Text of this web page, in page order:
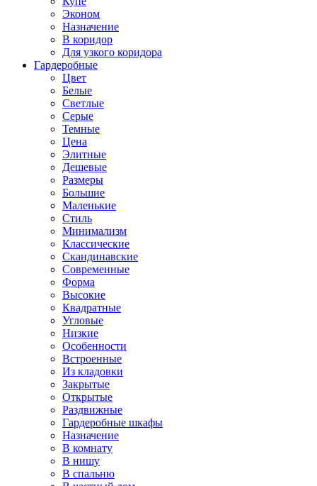
Эконом
Назначение
В коридор
Для узкого коридора
Гардеробные
Цвет
Белые
Светлые
Серые
Темные
Цена
Элитные
Дешевые
Размеры
Большие
Маленькие
Стиль
Минимализм
Классические
Скандинавские
Современные
Форма
Высокие
Квадратные
Угловые
Низкие
Особенности
Встроенные
Из кладовки
Закрытые
Открытые
Раздвижные
Гардеробные шкафы
Назначение
В комнату
В нишу
В спальню